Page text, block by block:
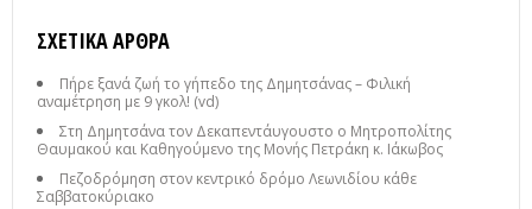
ΣΧΕΤΙΚΆ ΆΡΘΡΑ
Πήρε ξανά ζωή το γήπεδο της Δημητσάνας – Φιλική
αναμέτρηση με 9 γκολ! (vd)
Στη Δημητσάνα τον Δεκαπεντάυγουστο ο Μητροπολίτης
Θαυμακού και Καθηγούμενο της Μονής Πετράκη κ. Ιάκωβος
Πεζοδρόμηση στον κεντρικό δρόμο Λεωνιδίου κάθε
Σαββατοκύριακο